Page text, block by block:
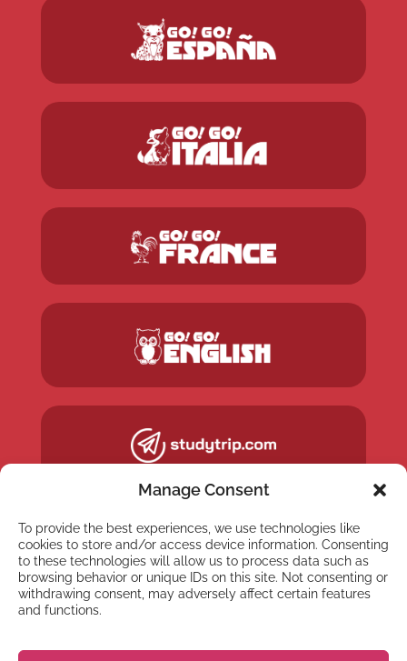
Manage Consent
To provide the best experiences, we use technologies like
cookies to store and/or access device information. Consenting
to these technologies will allow us to process data such as
browsing behavior or unique IDs on this site. Not consenting or
withdrawing consent, may adversely affect certain features
and functions.